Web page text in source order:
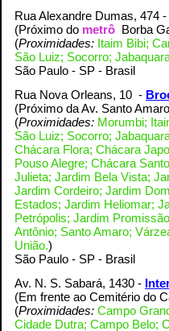
Rua Alexandre Dumas, 474 -
(Próximo do metrô Borba
(Proximidades: Itaim Bibi;
São Luiz; Socorro;
São Paulo - SP - Brasil
Rua Nova Orleans, 10 -
(Próximo da Av. Santo
(Proximidades: Morumbi;
São Luiz; Socorro;
Chácara Flora; Chácara
Pouso Alegre; Chácara
Julieta; Jardim Bela Vista;
Jardim Cordeiro; Jardim
Estados; Jardim Heliomar;
Petrópolis; Jardim
Antônio; Santo Amaro;
União.)
São Paulo - SP - Brasil
Av. N. S. Sabará, 1430 -
(Em frente ao Cemitério do
(Proximidades: Campo
Cidade Dutra; Campo Belo;